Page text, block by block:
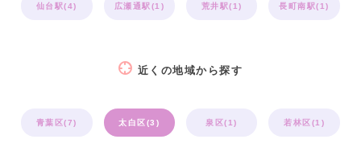
仙台駅(4) 広瀬通駅(1) 荒井駅(1) 長町南駅(1)
近くの地域から探す
青葉区(7) 太白区(3) 泉区(1) 若林区(1)